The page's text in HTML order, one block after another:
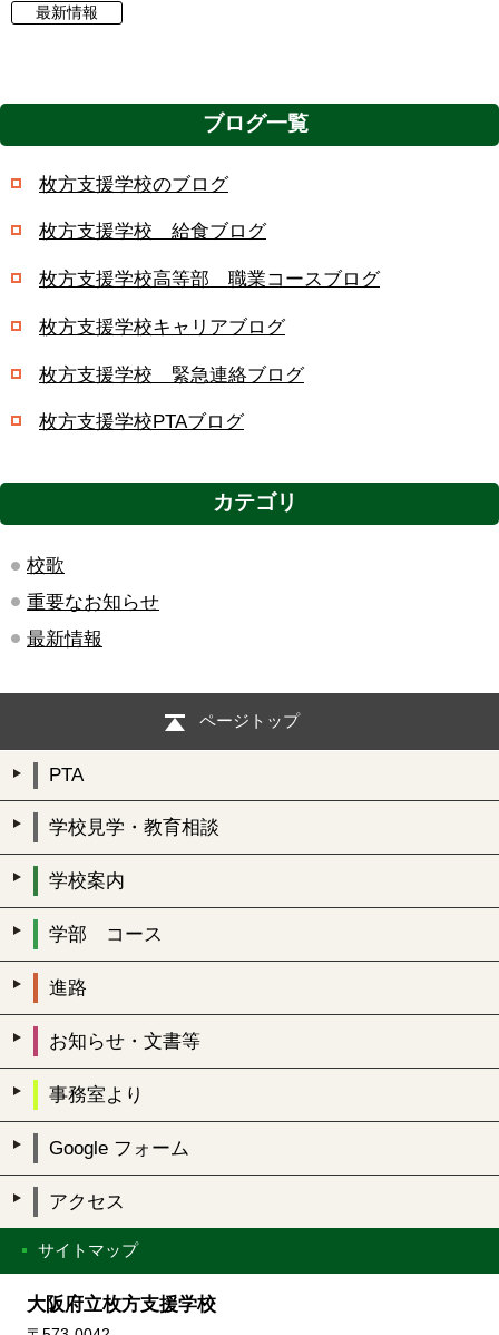
最新情報
ブログ一覧
枚方支援学校のブログ
枚方支援学校 給食ブログ
枚方支援学校高等部 職業コースブログ
枚方支援学校キャリアブログ
枚方支援学校 緊急連絡ブログ
枚方支援学校PTAブログ
カテゴリ
校歌
重要なお知らせ
最新情報
ページトップ
PTA
学校見学・教育相談
学校案内
学部 コース
進路
お知らせ・文書等
事務室より
Google フォーム
アクセス
サイトマップ
大阪府立枚方支援学校